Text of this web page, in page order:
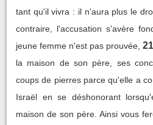
tant qu'il vivra : il n'aura plus le
contraire, l'accusation s'avère
jeune femme n'est pas prouvée, 21
la maison de son père, ses
coups de pierres parce qu'elle a
Israël en se déshonorant
maison de son père. Ainsi vous